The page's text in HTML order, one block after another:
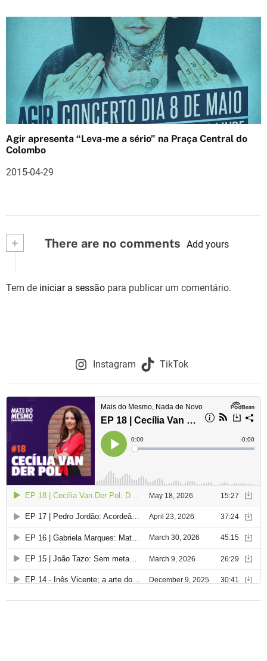
Agir apresenta “Leva-me a sério” na Praça Central do
Colombo
2015-04-29
+ There are no comments Add yours
Tem de iniciar a sessão para publicar um comentário.
Instagram TikTok